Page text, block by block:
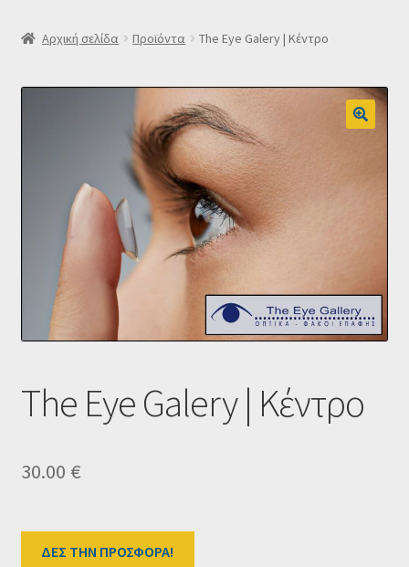
SLIDER
Subscription Settings
Επιβεβαίωση εγγραφής στο Newsletter του Dealistas.gr
Επικοινωνία
Καλάθι
Κατάστημα
Ταμείο
HOME
Αρχική σελίδα Προϊόντα The Eye Galery | Κέντρο
The Eye Galery | Κέντρο
30.00 €
ΔΕΣ ΤΗΝ ΠΡΟΣΦΟΡΑ!